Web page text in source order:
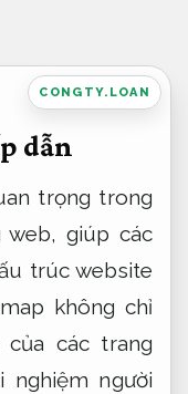
CONGTY.LOAN
dẫn
trọng trong
giúp các
trúc website
không chỉ
các trang
nghiệm người